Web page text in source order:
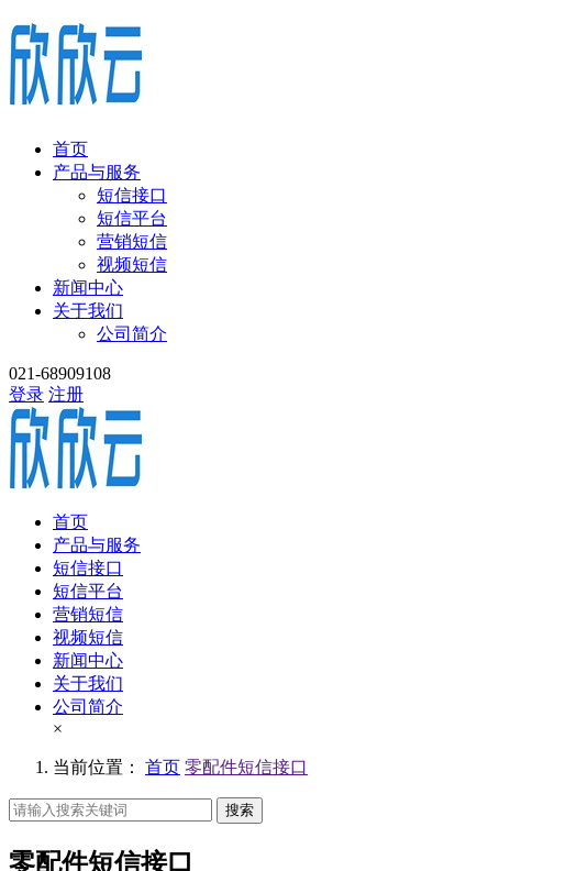
首页
产品与服务
短信接口
短信平台
营销短信
视频短信
新闻中心
关于我们
公司简介
021-68909108
登录 注册
首页
产品与服务
短信接口
短信平台
营销短信
视频短信
新闻中心
关于我们
公司简介
×
当前位置： 首页 零配件短信接口
搜索
零配件短信接口